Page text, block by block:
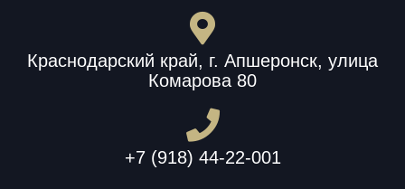
Краснодарский край, г. Апшеронск, улица
Комарова 80
+7 (918) 44-22-001